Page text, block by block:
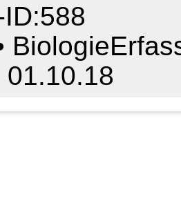
Biologie
01.10.18